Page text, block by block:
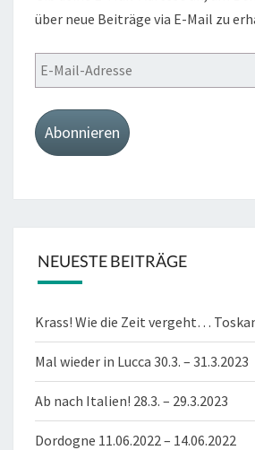
über neue Beiträge via E-Mail zu
E-
Mail-
Adresse
Abonnieren
NEUESTE BEITRÄGE
Krass! Wie die Zeit vergeht…
Mal wieder in Lucca 30.3. – 31.3.2023
Ab nach Italien! 28.3. – 29.3.2023
Dordogne 11.06.2022 – 14.06.2022